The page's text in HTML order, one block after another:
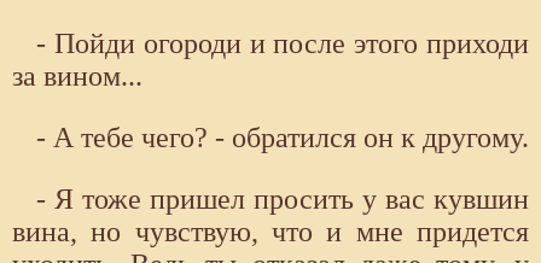
- Пойди огороди и после этого приходи
за вином...
- А тебе чего? - обратился он к другому.
- Я тоже пришел просить у вас кувшин
вина, но чувствую, что и мне придется